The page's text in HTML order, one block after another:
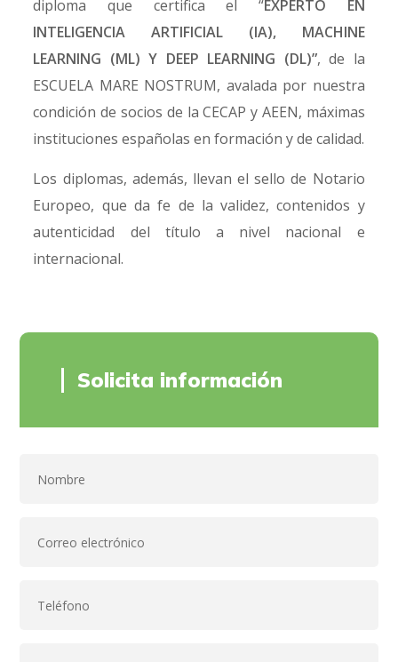
diploma que certifica el “EXPERTO EN
INTELIGENCIA ARTIFICIAL (IA), MACHINE
LEARNING (ML) Y DEEP LEARNING (DL)”, de la
ESCUELA MARE NOSTRUM, avalada por nuestra
condición de socios de la CECAP y AEEN, máximas
instituciones españolas en formación y de calidad.
Los diplomas, además, llevan el sello de Notario
Europeo, que da fe de la validez, contenidos y
autenticidad del título a nivel nacional e
internacional.
Solicita información